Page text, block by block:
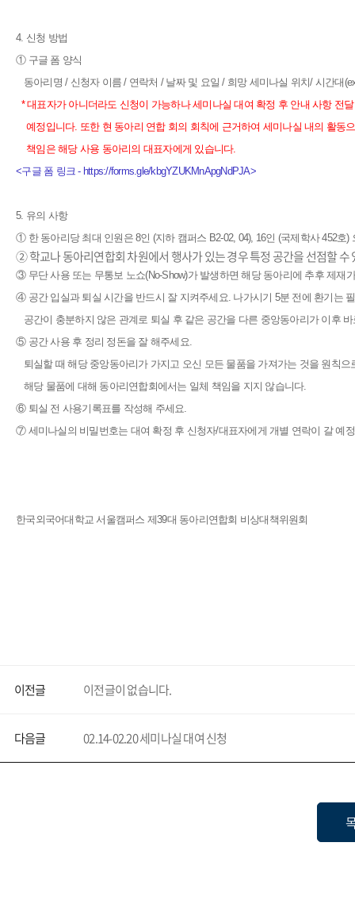
4. 신청 방법
① 구글 폼 양식
동아리명 / 신청자 이름 / 연락처 / 날짜 및 요일 / 희망 세미나실 위치/ 시간대
* 대표자가 아니더라도 신청이 가능하나 세미나실 대여 확정 후 안내 사항 전
예정입니다. 또한 현 동아리 연합 회의 회칙에 근거하여 세미나실 내의 활동
책임은 해당 사용 동아리의 대표자에게 있습니다.
<구글 폼 링크 - https://forms.gle/kbgYZUKMnApgNdPJA>
5. 유의 사항
① 한 동아리당 최대 인원은 8인 (지하 캠퍼스 B2-02, 04), 16인 (국제학사 452호)
②학교나 동아리연합회 차원에서 행사가 있는 경우 특정 공간을 선점할
③무단 사용 또는 무통보 노쇼(No-Show)가 발생하면 해당 동아리에 추후 제재
④공간 입실과 퇴실 시간을 반드시 잘 지켜주세요. 나가시기 5분 전에 환기는
공간이 충분하지 않은 관계로 퇴실 후 같은 공간을 다른 중앙동아리가 이후
⑤공간 사용 후 정리 정돈을 잘 해주세요.
퇴실할 때 해당 중앙동아리가 가지고 오신 모든 물품을 가져가는 것을 원칙으
해당 물품에 대해 동아리연합회에서는 일체 책임을 지지 않습니다.
⑥퇴실 전 사용기록표를 작성해 주세요.
⑦ 세미나실의 비밀번호는 대여 확정 후 신청자/대표자에게 개별 연락이 갈 예
한국외국어대학교 서울캠퍼스 제39대 동아리연합회 비상대책위원회
이전글 이전글이 없습니다.
다음글 02.14-02.20 세미나실 대여 신청